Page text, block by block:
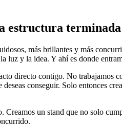
estructura terminada
más brillantes y más
luz y la idea. Y ahí es donde
directo contigo. No trabajamos
conseguir. Solo entonces
un stand que no solo